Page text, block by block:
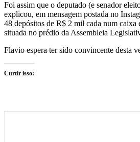
Foi assim que o deputado (e senador
explicou, em mensagem postada no
48 depósitos de R$ 2 mil cada num caixa
situada no prédio da Assembleia
Flavio espera ter sido convincente desta
Curtir isso: